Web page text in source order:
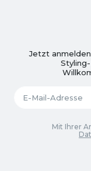
Jetzt
Mit Ihrer